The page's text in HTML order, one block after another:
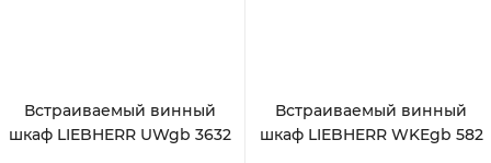
Встраиваемый винный
шкаф LIEBHERR UWgb 3632
Встраиваемый винный
шкаф LIEBHERR WKEgb 582